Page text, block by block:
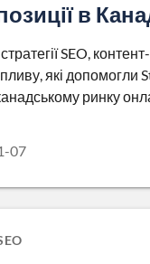
в
SEO,
які допомогли
ринку
07